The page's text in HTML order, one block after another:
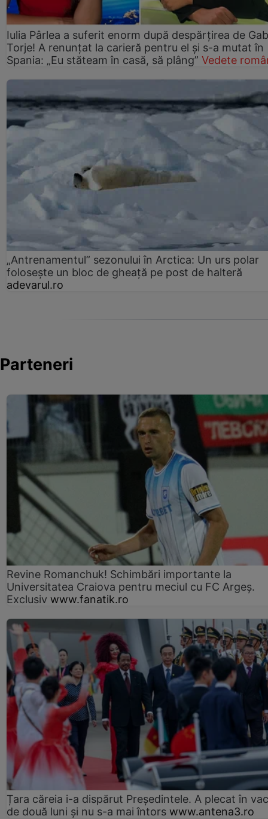
Iulia Pârlea a suferit enorm după despărțirea de
Torje! A renunțat la carieră pentru el și s-a mutat în
Spania: „Eu stăteam în casă, să plâng” Vedete
„Antrenamentul” sezonului în Arctica: Un urs polar
folosește un bloc de gheață pe post de halteră
adevarul.ro
Parteneri
Revine Romanchuk! Schimbări importante la
Universitatea Craiova pentru meciul cu FC Argeş.
Exclusiv www.fanatik.ro
Țara căreia i-a dispărut Președintele. A plecat în
de două luni și nu s-a mai întors www.antena3.ro